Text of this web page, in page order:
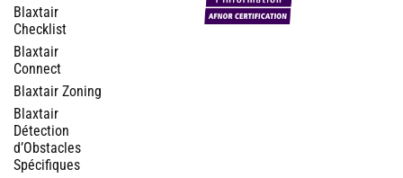
Blaxtair
Checklist
Blaxtair
Connect
Blaxtair Zoning
Blaxtair
Détection
d’Obstacles
Spécifiques